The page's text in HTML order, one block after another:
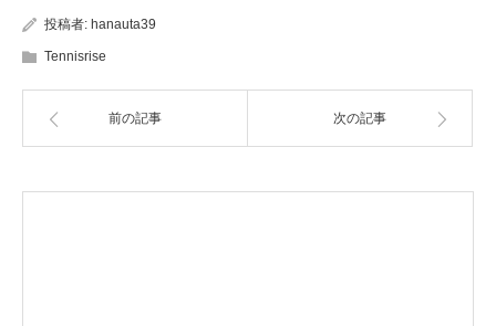
投稿者: hanauta39
Tennisrise
前の記事 次の記事